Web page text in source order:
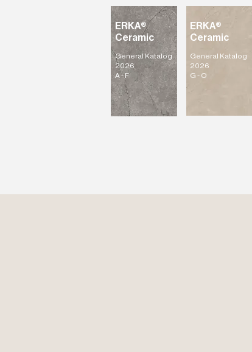
ERKA®
Ceramic
General Katalog
2026
G - O
ERKA®
Ceramic
General Katalog
2026
A - F